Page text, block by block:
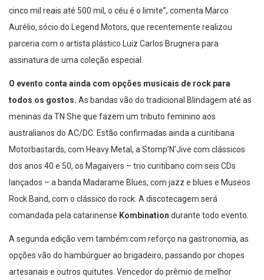
cinco mil reais até 500 mil, o céu é o limite”, comenta Marco
Aurélio, sócio do Legend Motors, que recentemente realizou
parceria com o artista plástico Luiz Carlos Brugnera para
assinatura de uma coleção especial.
O evento conta ainda com opções musicais de rock para
todos os gostos. As bandas vão do tradicional Blindagem até as
meninas da TN She que fazem um tributo feminino aos
australianos do AC/DC. Estão confirmadas ainda a curitibana
Motorbastards, com Heavy Metal, a Stomp’N’Jive com clássicos
dos anos 40 e 50, os Magaivers – trio curitibano com seis CDs
lançados – a banda Madarame Blues, com jazz e blues e Museos
Rock Band, com o clássico do rock. A discotecagem será
comandada pela catarinense Kombination durante todo evento.
A segunda edição vem também com reforço na gastronomia, as
opções vão do hambúrguer ao brigadeiro, passando por chopes
artesanais e outros quitutes. Vencedor do prêmio de melhor